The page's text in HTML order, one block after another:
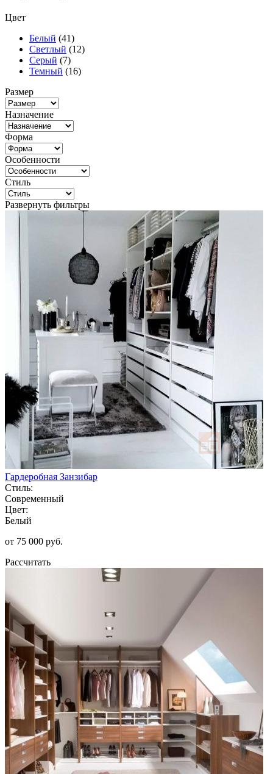
Цвет
Белый (41)
Светлый (12)
Серый (7)
Темный (16)
Размер
Назначение
Форма
Особенности
Стиль
Развернуть фильтры
Гардеробная Занзибар
Стиль:
Современный
Цвет:
Белый
от 75 000 руб.
Рассчитать